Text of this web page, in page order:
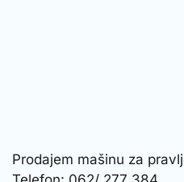
Prodajem mašinu za